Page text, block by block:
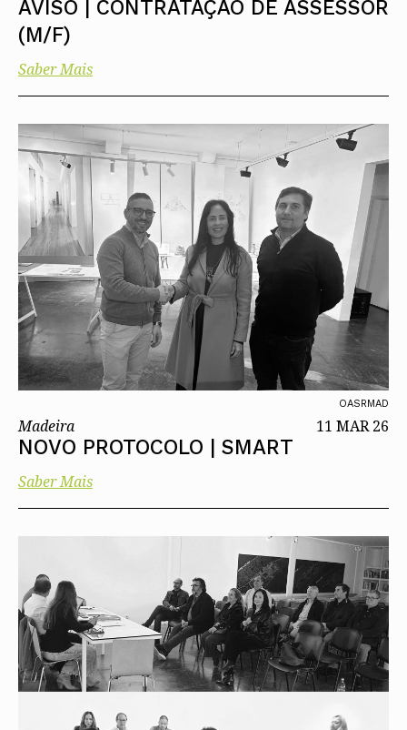
AVISO | CONTRATAÇÃO DE ASSESSOR
(M/F)
Saber Mais
OASRMAD
Madeira 11 MAR 26
NOVO PROTOCOLO | SMART
Saber Mais